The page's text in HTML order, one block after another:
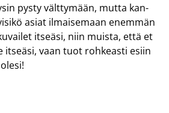
pysty vält­ty­mään, mutta kan­
asiat il­mai­se­maan enem­män
it­seä­si, niin muis­ta, että et
it­seä­si, vaan tuot roh­keas­ti esiin